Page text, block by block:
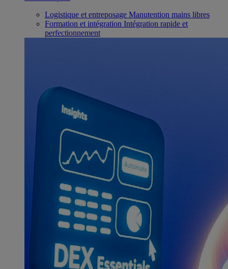
Logistique et entreposage Manutention mains libres
Formation et intégration Intégration rapide et
perfectionnement